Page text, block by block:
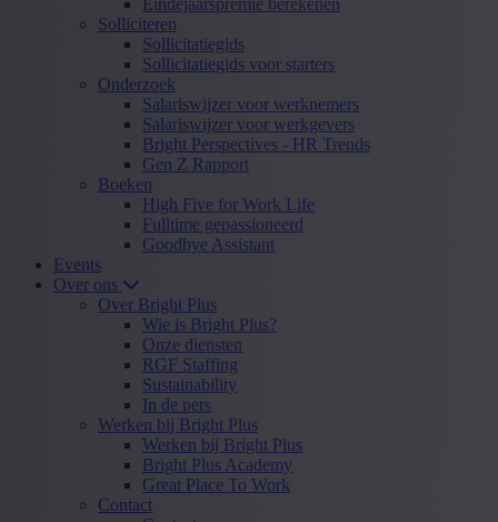
Solliciteren
Sollicitatiegids
Sollicitatiegids voor starters
Onderzoek
Salariswijzer voor werknemers
Salariswijzer voor werkgevers
Bright Perspectives - HR Trends
Gen Z Rapport
Boeken
High Five for Work Life
Fulltime gepassioneerd
Goodbye Assistant
Events
Over ons
Over Bright Plus
Wie is Bright Plus?
Onze diensten
RGF Staffing
Sustainability
In de pers
Werken bij Bright Plus
Werken bij Bright Plus
Bright Plus Academy
Great Place To Work
Contact